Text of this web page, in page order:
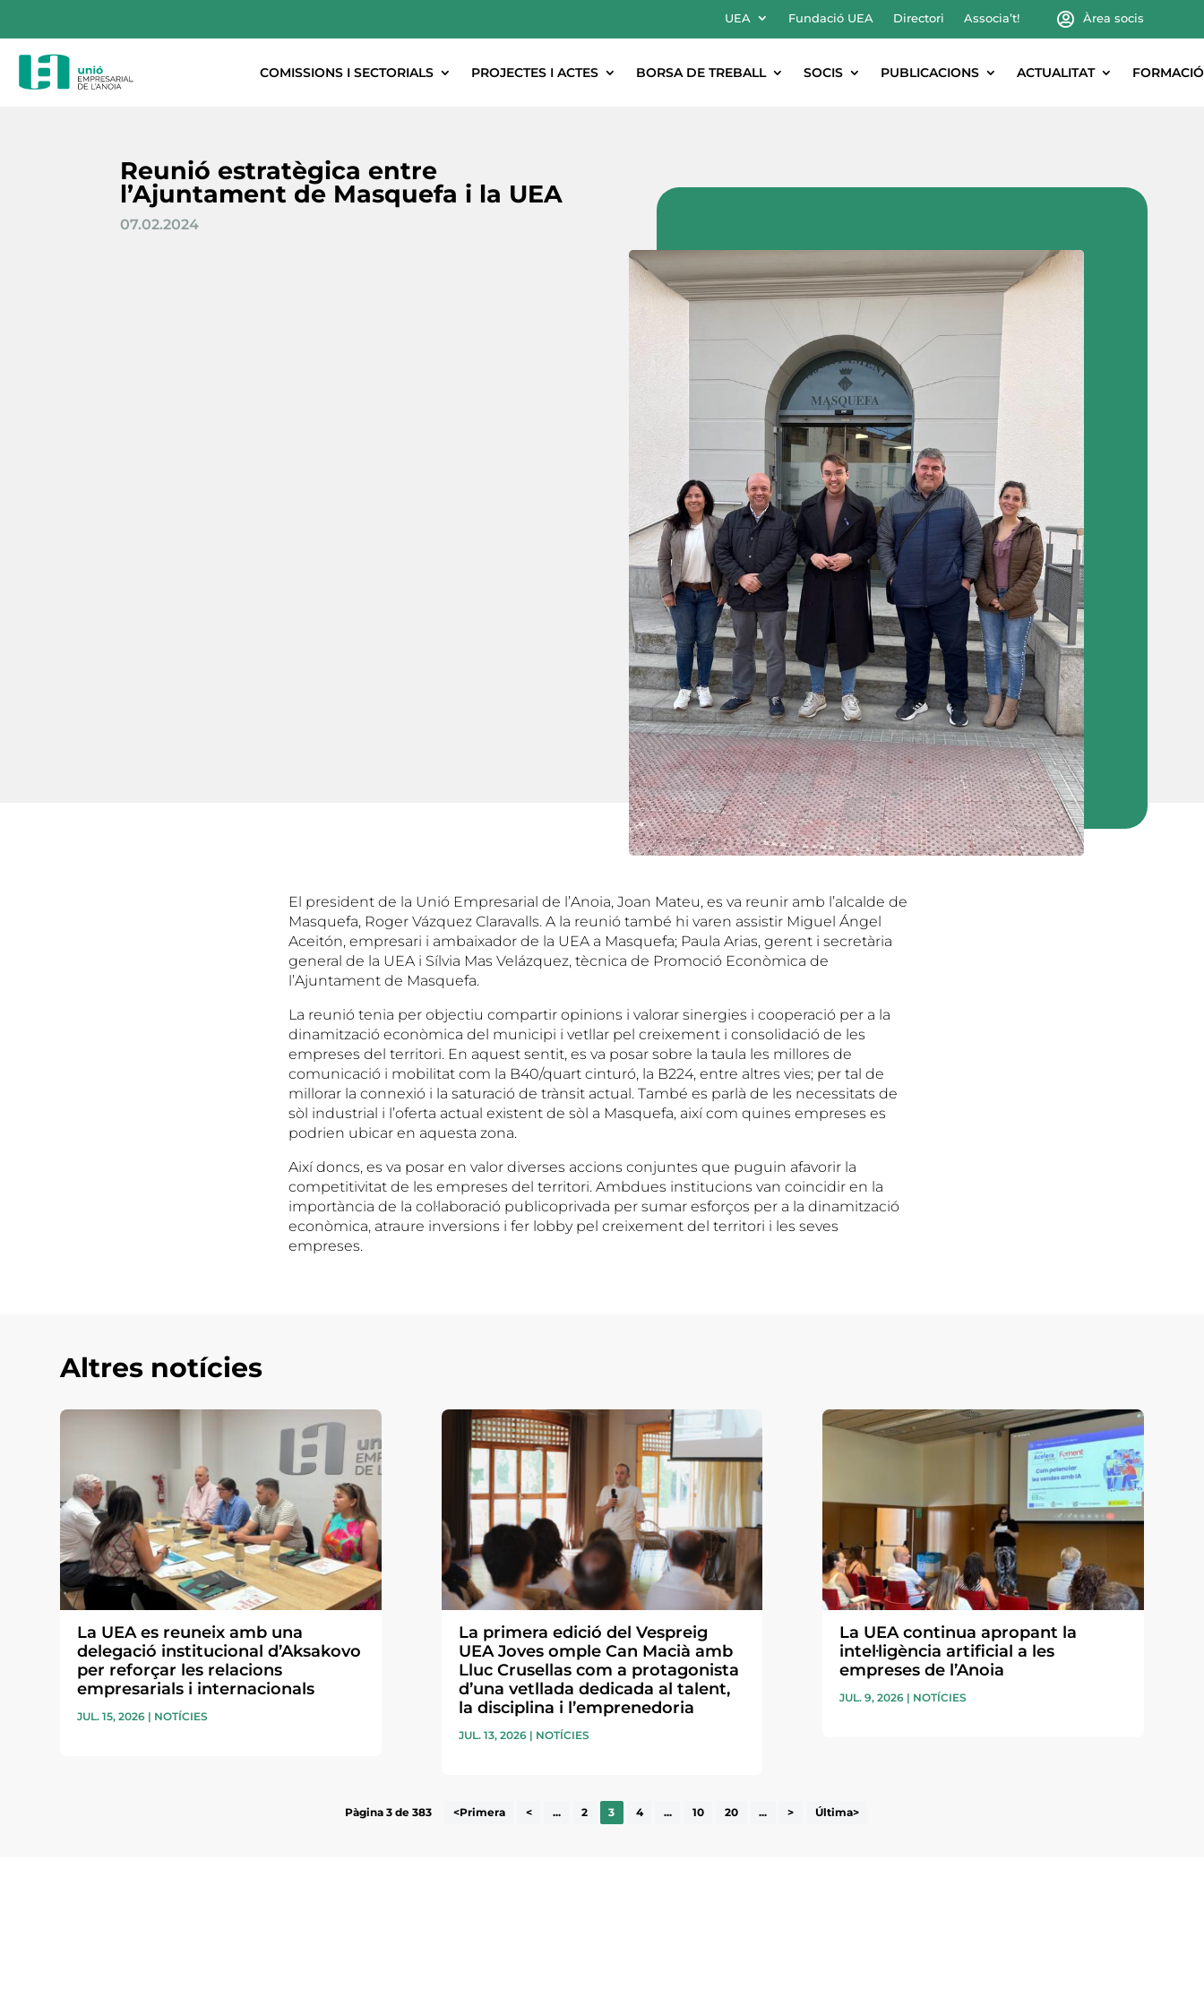
UEA Fundació UEA Directori Associa’t! Àrea socis
COMISSIONS I SECTORIALS PROJECTES I ACTES BORSA DE TREBALL SOCIS PUBLICACIONS ACTUALITAT FORMACIÓ
Reunió estratègica entre
l’Ajuntament de Masquefa i la UEA
07.02.2024
El president de la Unió Empresarial de l’Anoia, Joan Mateu, es va reunir amb l’alcalde de
Masquefa, Roger Vázquez Claravalls. A la reunió també hi varen assistir Miguel Ángel
Aceitón, empresari i ambaixador de la UEA a Masquefa; Paula Arias, gerent i secretària
general de la UEA i Sílvia Mas Velázquez, tècnica de Promoció Econòmica de
l’Ajuntament de Masquefa.
La reunió tenia per objectiu compartir opinions i valorar sinergies i cooperació per a la
dinamització econòmica del municipi i vetllar pel creixement i consolidació de les
empreses del territori. En aquest sentit, es va posar sobre la taula les millores de
comunicació i mobilitat com la B40/quart cinturó, la B224, entre altres vies; per tal de
millorar la connexió i la saturació de trànsit actual. També es parlà de les necessitats de
sòl industrial i l’oferta actual existent de sòl a Masquefa, així com quines empreses es
podrien ubicar en aquesta zona.
Així doncs, es va posar en valor diverses accions conjuntes que puguin afavorir la
competitivitat de les empreses del territori. Ambdues institucions van coincidir en la
importància de la col·laboració publicoprivada per sumar esforços per a la dinamització
econòmica, atraure inversions i fer lobby pel creixement del territori i les seves
empreses.
Altres notícies
La UEA es reuneix amb una
delegació institucional d’Aksakovo
per reforçar les relacions
empresarials i internacionals
JUL. 15, 2026 | NOTÍCIES
La primera edició del Vespreig
UEA Joves omple Can Macià amb
Lluc Crusellas com a protagonista
d’una vetllada dedicada al talent,
la disciplina i l’emprenedoria
JUL. 13, 2026| NOTÍCIES
La UEA continua apropant la
intel·ligència artificial a les
empreses de l’Anoia
JUL. 9, 2026| NOTÍCIES
Pàgina 3 de 383 <Primera < ... 2 3 4 ... 10 20 ... > Última>